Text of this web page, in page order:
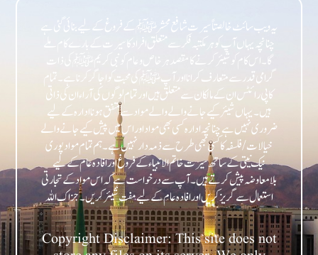
یہ ویب سائٹ خالصتاً سیرت شافع محشر ﷺ کے فروغ کے لیے بنائی گئی ہے
چنانچہ یہاں آپ کو ہر مکتبہ فکر سے متعلق افراد کا سیرت کے بارے کام ملے
گا۔ اس کام کو شیئر کرنے کا مقصد ہر خاص و عام کو نبی کریمﷺ کی ذات
گرامی قدر سے متعارف کرانا اور آپﷺ کی محبت کو اجاگر کرنا ہے۔ تمام
کاپی رائٹس ان کے مالکان سے متعلق ہیں اور تمام لوگوں کی آراء ان کی ذاتی
ہیں۔ یہاں شیئر کیے جانے والے والے مواد سے متفق ہونا ادارہ کے لیے
ضروری نہیں ہے چنانچہ ادارہ کسی بھی مواد اور اس میں پیش کیے جانے والے
خیالات/فلسفہ کا کسی بھی طرح سے ذمہ دار نہیں ہے۔ ہم تمام مواد پوری
نیک نیتی کے ساتھ سیرت خاتم الانبیاء کے فروغ اور افادہ عام کے لیے
بلامعاوضہ پیش کرتے ہیں۔ آپ سے درخواست ہے کہ اس مواد کے تجارتی
استعمال سے گریز کریں اور افادہ عام کے لیے مفت شیئر کریں۔ جزاک اللہ
Copyright Disclaimer: This site does not